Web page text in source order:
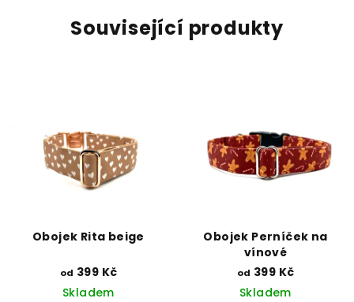
Související produkty
Obojek Rita beige
od 399 Kč
Skladem
Obojek Perníček na
vínové
od 399 Kč
Skladem